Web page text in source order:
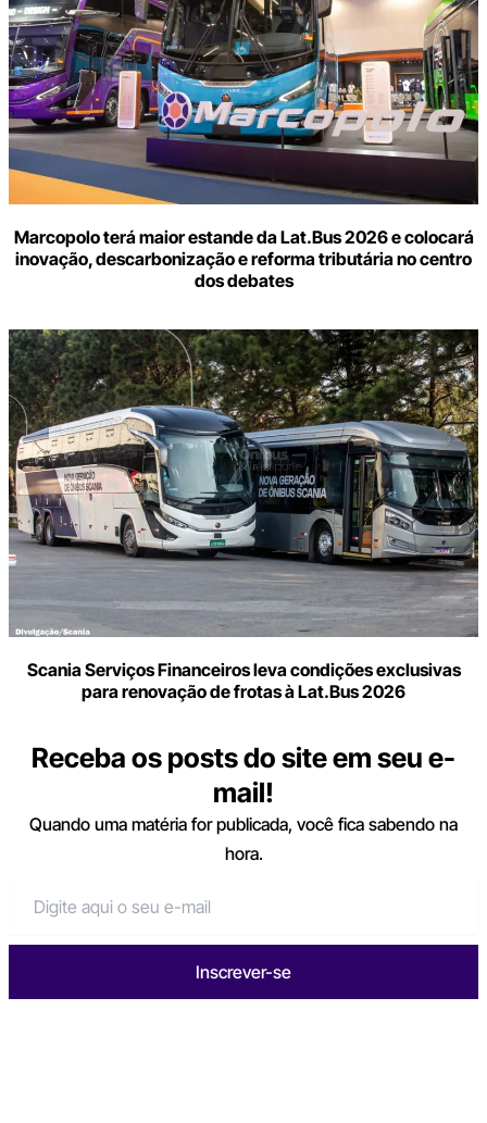
Marcopolo terá maior estande da Lat.Bus 2026 e colocará
inovação, descarbonização e reforma tributária no centro
dos debates
Scania Serviços Financeiros leva condições exclusivas
para renovação de frotas à Lat.Bus 2026
Receba os posts do site em seu e-
mail!
Quando uma matéria for publicada, você fica sabendo na
hora.
Inscrever-se